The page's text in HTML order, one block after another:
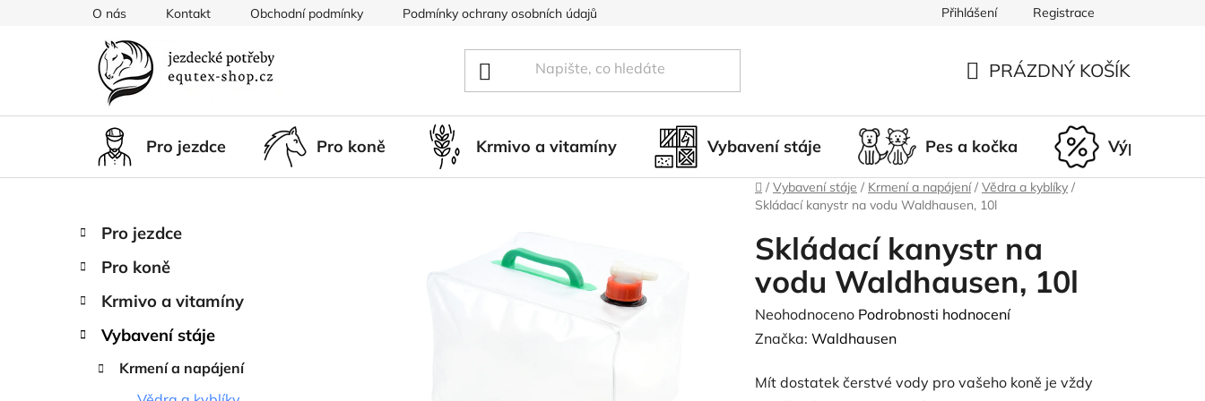
O nás Kontakt Obchodní podmínky Podmínky ochrany osobních údajů Doprava a platba Nepřevzetí zásilky
Přihlášení Registrace
KOŠÍK
PRÁZDNÝ KOŠÍK
Pro jezdce Pro koně Krmivo a vitamíny Vybavení stáje Pes a kočka Výprodej
Domů
/ Vybavení stáje / Krmení a napájení / Vědra a kyblíky /
Skládací kanystr na vodu Waldhausen, 10l
P
s
t
a
Přeskočit
kategorie
K
a
g
Pro jezdce
Pro koně
Krmivo a vitamíny
Vybavení stáje
Krmení a napájení
Skládací kanystr na
vodu Waldhausen, 10l
Průměrné
hodnocení
je
Neohodnoceno Podrobnosti hodnocení
Značka: Waldhausen
Mít dostatek čerstvé vody pro vašeho koně je vždy